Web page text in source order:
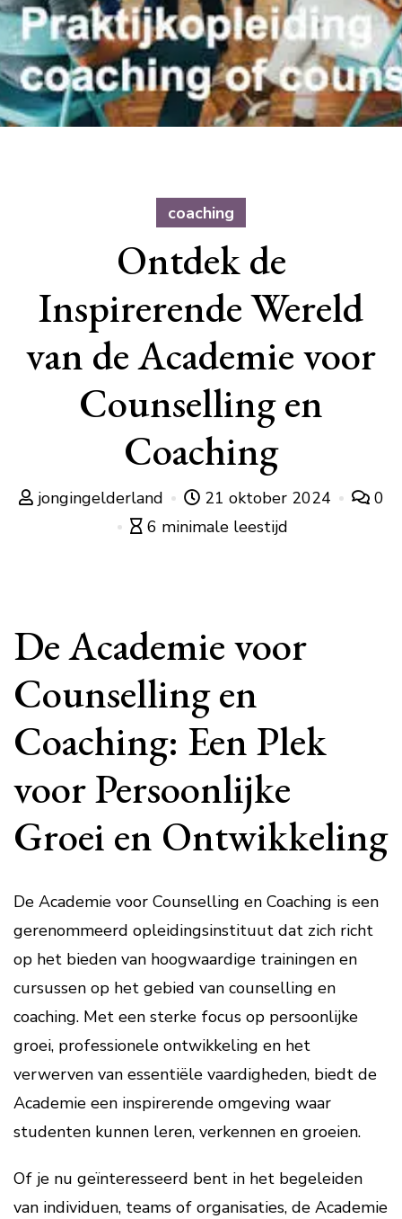
coaching
Ontdek de
Inspirerende Wereld
van de Academie voor
Counselling en
Coaching
jongingelderland 21 oktober 2024
0
6 minimale leestijd
De Academie voor
Counselling en
Coaching: Een Plek
voor Persoonlijke
Groei en Ontwikkeling
De Academie voor Counselling en Coaching is een
gerenommeerd opleidingsinstituut dat zich richt
op het bieden van hoogwaardige trainingen en
cursussen op het gebied van counselling en
coaching. Met een sterke focus op persoonlijke
groei, professionele ontwikkeling en het
verwerven van essentiële vaardigheden, biedt de
Academie een inspirerende omgeving waar
studenten kunnen leren, verkennen en groeien.
Of je nu geïnteresseerd bent in het begeleiden
van individuen, teams of organisaties, de Academie